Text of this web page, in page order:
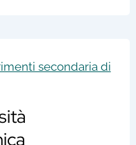
secondaria di